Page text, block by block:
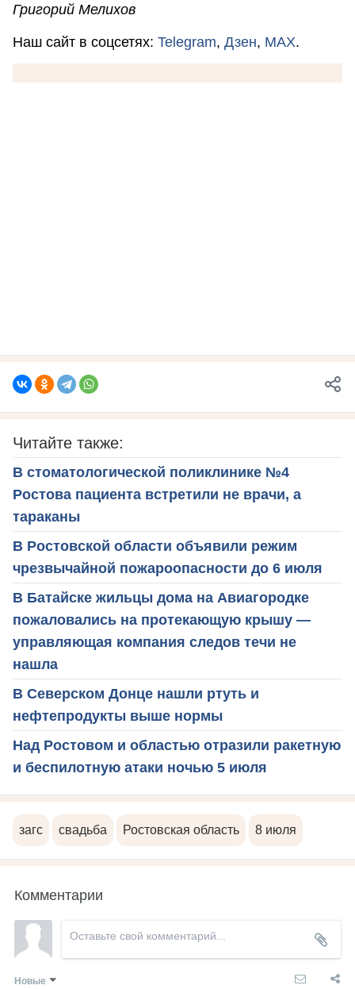
Григорий Мелихов
Наш сайт в соцсетях: Telegram, Дзен, MAX.
Читайте также:
В стоматологической поликлинике №4
Ростова пациента встретили не врачи, а
тараканы
В Ростовской области объявили режим
чрезвычайной пожароопасности до 6 июля
В Батайске жильцы дома на Авиагородке
пожаловались на протекающую крышу —
управляющая компания следов течи не
нашла
В Северском Донце нашли ртуть и
нефтепродукты выше нормы
Над Ростовом и областью отразили ракетную
и беспилотную атаки ночью 5 июля
загс свадьба Ростовская область 8 июля
Комментарии
Новые